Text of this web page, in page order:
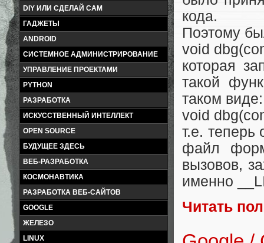
DIY ИЛИ СДЕЛАЙ САМ
ГАДЖЕТЫ
ANDROID
СИСТЕМНОЕ АДМИНИСТРИРОВАНИЕ
УПРАВЛЕНИЕ ПРОЕКТАМИ
PYTHON
РАЗРАБОТКА
ИСКУССТВЕННЫЙ ИНТЕЛЛЕКТ
OPEN SOURCE
БУДУЩЕЕ ЗДЕСЬ
ВЕБ-РАЗРАБОТКА
КОСМОНАВТИКА
РАЗРАБОТКА ВЕБ-САЙТОВ
GOOGLE
ЖЕЛЕЗО
LINUX
кода.
Поэтому
void
которая
такой
таком виде:
void
т.е.
файл
вызовов,
именно
Читать